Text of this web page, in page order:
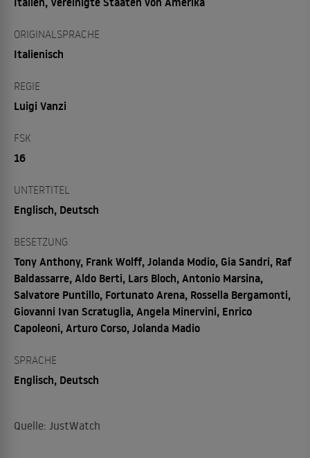
ORIGINALSPRACHE
Italienisch
REGIE
Luigi Vanzi
FSK
16
UNTERTITEL
Englisch, Deutsch
BESETZUNG
Tony Anthony, Frank Wolff, Jolanda Modio, Gia Sandri, Raf
Baldassarre, Aldo Berti, Lars Bloch, Antonio Marsina,
Salvatore Puntillo, Fortunato Arena, Rossella Bergamonti,
Giovanni Ivan Scratuglia, Angela Minervini, Enrico
Capoleoni, Arturo Corso, Jolanda Madio
SPRACHE
Englisch, Deutsch
Quelle: JustWatch